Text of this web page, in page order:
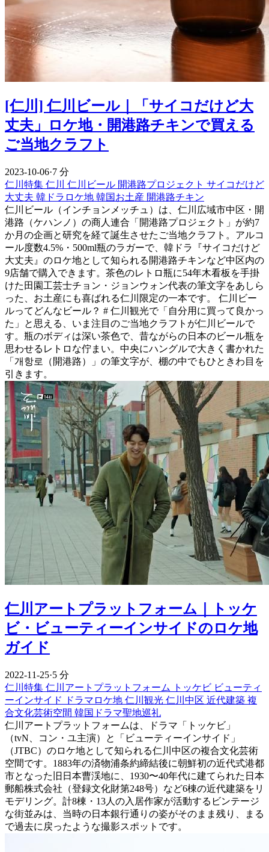
[仁川] 仁川ビール｜「サイコだけど大
丈夫」ロケ地・開港路チキンで買える
ご当地クラフト
2023-10-06·7 分
仁川特集 仁川 仁川ビール 開港路プロジェクト サイコだけど
大丈夫 韓ドラロケ地 韓国お土産 開港路チキン
仁川ビール（インチョンメッチュ）は、仁川広域市中区・開
港路（ケハンノ）の商人連合「開港路プロジェクト」が約7
か月の企画と研究を経て誕生させたご当地クラフト。アルコ
ール度数4.5%・500ml瓶のラガーで、韓ドラ『サイコだけど
大丈夫』のロケ地として知られる開港路チキンなど中区内の
9店舗で購入できます。茶色のレトロ瓶に54年木看板を手掛
けた田園工芸士チョン・ジョンウォン代表の筆文字をあしら
った、お土産にも喜ばれる仁川限定の一本です。 仁川ビー
ルってどんなビール？ # 仁川観光で「自分用に買って良かっ
た」と思える、いま注目のご当地クラフトが仁川ビールで
す。瓶のボディは深い茶色で、昔ながらの日本のビール瓶を
思わせるレトロな佇まい。中央にハングルで大きく書かれた
「개항로（開港路）」の筆文字が、棚の中でもひときわ目を
引きます。
仁川アートプラットフォーム｜トッケ
ビ・ビューティーインサイドのロケ地
ガイド
2022-11-25·5 分
仁川特集 仁川アートプラットフォーム トッケビ ビューティ
ーインサイド
ドラマロケ地 仁川観光 仁川中区 近代建築 複
合文化芸術空間 韓国ドラマ聖地巡礼
仁川アートプラットフォームは、ドラマ「トッケビ」
（tvN、コン・ユ主演）と「ビューティーインサイド」
（JTBC）のロケ地として知られる仁川中区の複合文化芸術
空間です。1883年の済物浦条約締結後に朝鮮初の近代式港都
市となった旧日本曹渓地に、1930〜40年代に建てられた日本
郵船株式会社（登録文化財第248号）など6棟の近代建築をリ
モデリング。計8棟・13人の入居作家が活動するビンテージ
な街並みは、当時の日本銀行通りの姿がそのまま残り、まる
で過去に戻ったような撮影スポットです。